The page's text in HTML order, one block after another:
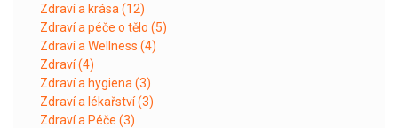
Zdraví a krása (12)
Zdraví a péče o tělo (5)
Zdraví a Wellness (4)
Zdraví(4)
Zdraví a hygiena (3)
Zdraví a lékařství(3)
Zdraví a Péče (3)